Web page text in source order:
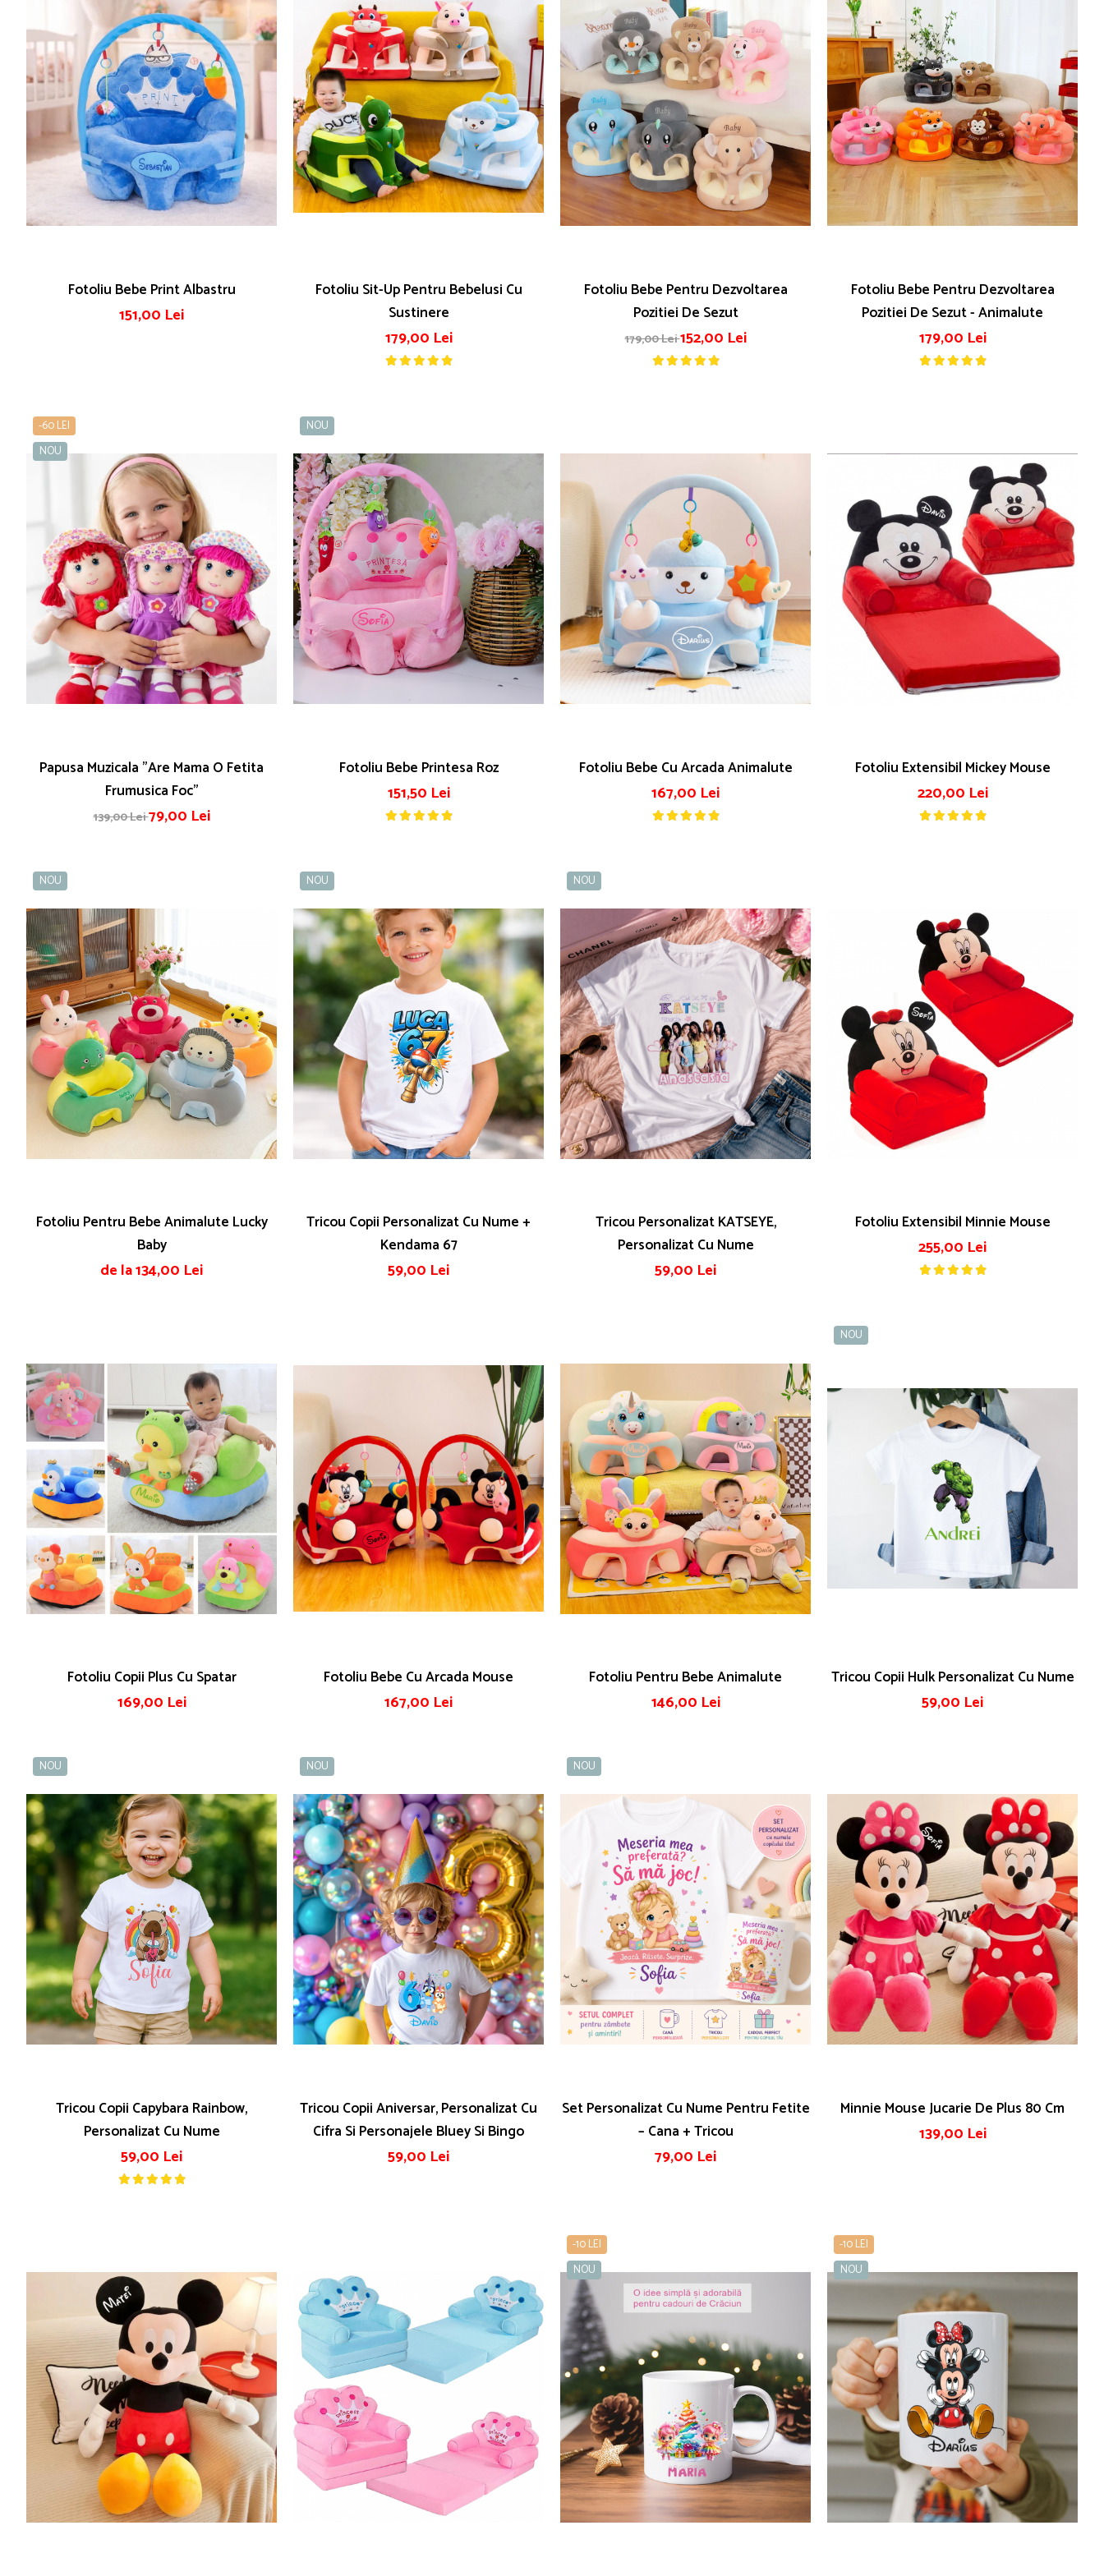
Tablite, Litere si Cifre
Jucarii exterior
Fotoliu Bebe Print Albastru
151,00 Lei
Fotoliu Sit-Up Pentru Bebelusi Cu
Sustinere
179,00 Lei
Fotoliu Bebe Pentru Dezvoltarea
Pozitiei De Sezut
179,00 Lei152,00 Lei
Fotoliu Bebe Pentru Dezvoltarea
Pozitiei De Sezut - Animalute
179,00 Lei
-60 LEI
NOU
Papusa Muzicala "Are Mama O Fetita
Frumusica Foc"
139,00 Lei79,00 Lei
NOU
Fotoliu Bebe Printesa Roz
151,50 Lei
Fotoliu Bebe Cu Arcada Animalute
167,00 Lei
Fotoliu Extensibil Mickey Mouse
220,00 Lei
NOU
Fotoliu Pentru Bebe Animalute Lucky
Baby
de la 134,00 Lei
NOU
Tricou Copii Personalizat Cu Nume +
Kendama 67
59,00 Lei
NOU
Tricou Personalizat KATSEYE,
Personalizat Cu Nume
59,00 Lei
Fotoliu Extensibil Minnie Mouse
255,00 Lei
Fotoliu Copii Plus Cu Spatar
169,00 Lei
Fotoliu Bebe Cu Arcada Mouse
167,00 Lei
Fotoliu Pentru Bebe Animalute
146,00 Lei
NOU
Tricou Copii Hulk Personalizat Cu Nume
59,00 Lei
NOU
Tricou Copii Capybara Rainbow,
Personalizat Cu Nume
59,00 Lei
NOU
Tricou Copii Aniversar, Personalizat Cu
Cifra Si Personajele Bluey Si Bingo
59,00 Lei
NOU
Set Personalizat Cu Nume Pentru Fetite
– Cana + Tricou
79,00 Lei
Minnie Mouse Jucarie De Plus 80 Cm
139,00 Lei
-10 LEI
NOU
-10 LEI
NOU